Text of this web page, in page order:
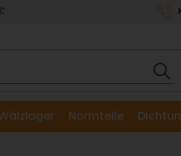
Normteile